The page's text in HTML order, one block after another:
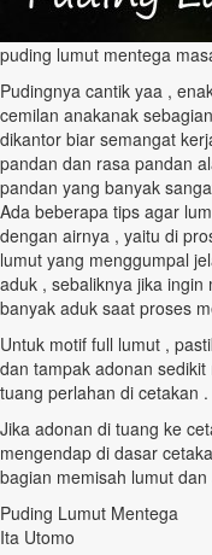
puding lumut mentega
Pudingnya cantik yaa ,
cemilan anakanak
dikantor biar semangat
pandan dan rasa pandan
pandan yang banyak
Ada beberapa tips agar
dengan airnya , yaitu di
lumut yang menggumpal
aduk , sebaliknya jika
banyak aduk saat proses
Untuk motif full lumut ,
dan tampak adonan
tuang perlahan di cetakan .
Jika adonan di tuang ke
mengendap di dasar
bagian memisah lumut dan
Puding Lumut Mentega
Ita Utomo